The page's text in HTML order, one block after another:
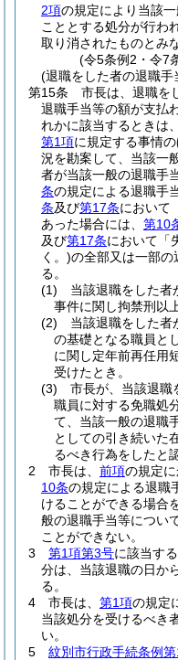
2項の規定により当該
こととする処分が行わ
取り消されたものとみ
(令5条例2・令7
(退職をした者の退職手
第15条
市長は、退職を
退職手当等の額が支払
れかに該当するときは
第1項に規定する事情
況を勘案して、当該一
者が当該一般の退職手
条の規定による退職手
条及び第17条において
あった場合には、 第10
及び第17条において「
く。)の全部又は一部の
る。
(1)
当該退職をした者
事件に関し拘禁刑以
(2)
当該退職をした者
の基礎となる職員と
に関し定年前再任用
受けたとき。
(3)
市長が、当該退職
職員に対する免職処
て、当該一般の退職
としての引き続いた
るべき行為をしたと
2
市長は、 前項の規定
10条の規定による退職
けることができる場合
般の退職手当等につい
ことができない。
3
第1項第3号に該当す
分は、当該退職の日か
る。
4
市長は、 第1項の規定
当該処分を受けるべき
い。
5
紋別市行政手続条例